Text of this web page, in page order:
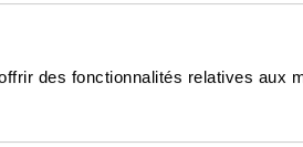
des fonctionnalités relatives aux